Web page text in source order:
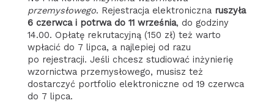
przemysłowego. Rejestracja elektroniczna ruszyła
6 czerwca i potrwa do 11 września, do godziny
14.00. Opłatę rekrutacyjną (150 zł) też warto
wpłacić do 7 lipca, a najlepiej od razu
po rejestracji. Jeśli chcesz studiować inżynierię
wzornictwa przemysłowego, musisz też
dostarczyć portfolio elektroniczne od 19 czerwca
do 7 lipca.